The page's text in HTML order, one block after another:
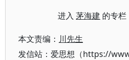
进入茅海建 的专
本文责编： 川先生
发信站：爱思想（https://